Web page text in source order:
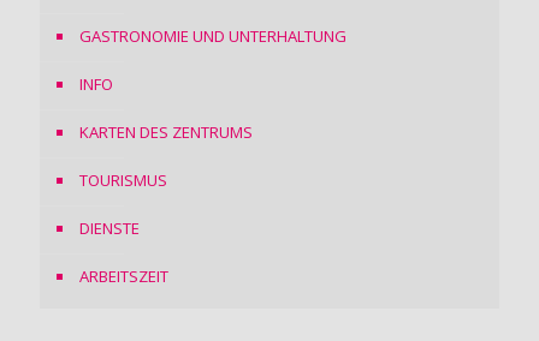
GASTRONOMIE UND UNTERHALTUNG
INFO
KARTEN DES ZENTRUMS
TOURISMUS
DIENSTE
ARBEITSZEIT